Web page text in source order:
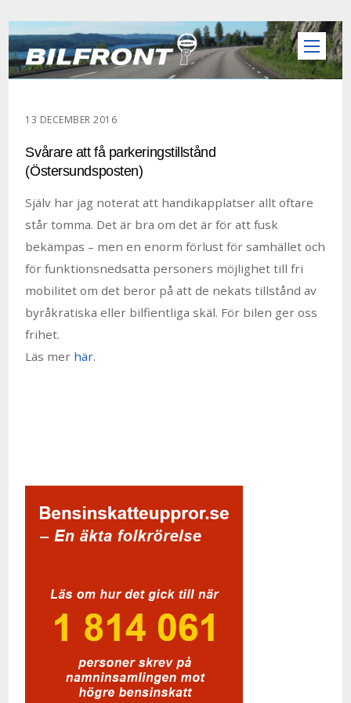
13 DECEMBER 2016
Svårare att få parkeringstillstånd
(Östersundsposten)
Själv har jag noterat att handikapplatser allt oftare
står tomma. Det är bra om det är för att fusk
bekämpas – men en enorm förlust för samhället och
för funktionsnedsatta personers möjlighet till fri
mobilitet om det beror på att de nekats tillstånd av
byråkratiska eller bilfientliga skäl. För bilen ger oss
frihet.
Läs mer här.